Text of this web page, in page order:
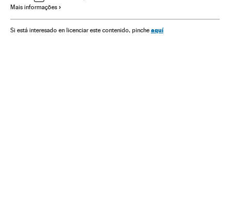
Infância Adolescência
Abuso menores
Mais informações
Si está interesado en licenciar este contenido, pinche aquí